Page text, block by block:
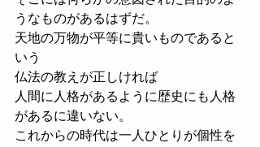
うなものがあるはずだ。
天地の万物が平等に貴いものであると
いう
仏法の教えが正しければ
人間に人格があるように歴史にも人格
があるに違いない。
これからの時代は一人ひとりが個性を